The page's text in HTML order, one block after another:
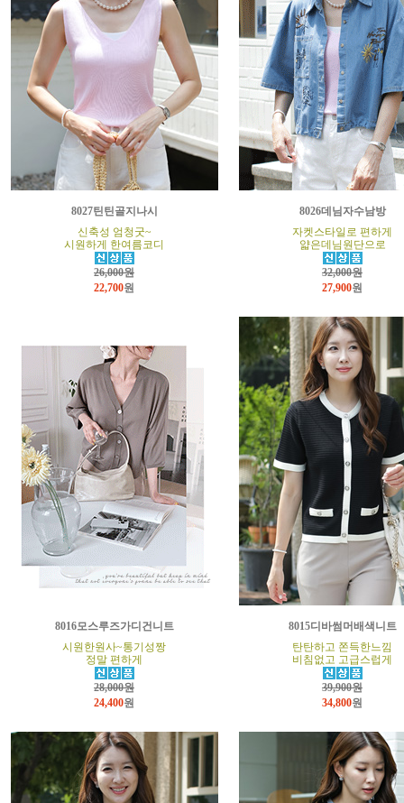
8027틴틴골지나시
신축성 엄청굿~
시원하게 한여름코디
26,000원
22,700원
8026데님자수남방
자켓스타일로 편하게
얇은데님원단으로
32,000원
27,900원
8016모스루즈가디건니트
시원한원사~통기성짱
정말 편하게
28,000원
24,400원
8015디바썸머배색니트
탄탄하고 쫀득한느낌
비침없고 고급스럽게
39,900원
34,800원